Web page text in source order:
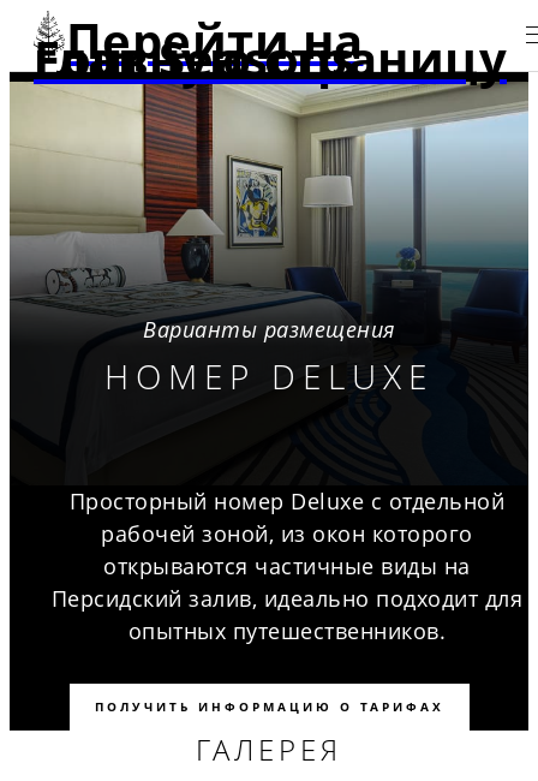
Перейти на
главную страницу Four Seasons
Варианты размещения
НОМЕР DELUXE
Просторный номер Deluxe с отдельной
рабочей зоной, из окон которого
открываются частичные виды на
Персидский залив, идеально подходит для
опытных путешественников.
ПОЛУЧИТЬ ИНФОРМАЦИЮ О ТАРИФАХ
ГАЛЕРЕЯ